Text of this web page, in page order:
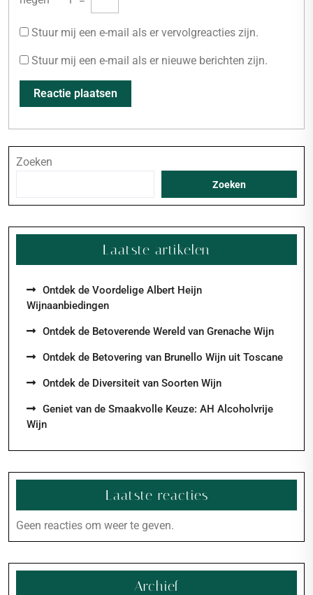
Stuur mij een e-mail als er vervolgreacties zijn.
Stuur mij een e-mail als er nieuwe berichten zijn.
Zoeken
Zoeken
Laatste artikelen
Ontdek de Voordelige Albert Heijn
Wijnaanbiedingen
Ontdek de Betoverende Wereld van Grenache Wijn
Ontdek de Betovering van Brunello Wijn uit Toscane
Ontdek de Diversiteit van Soorten Wijn
Geniet van de Smaakvolle Keuze: AH Alcoholvrije
Wijn
Laatste reacties
Geen reacties om weer te geven.
Archief